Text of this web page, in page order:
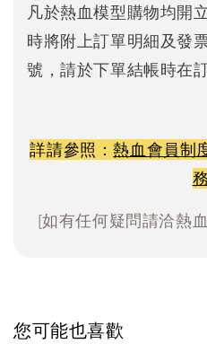
凡於熱血模型購物均開
時將附上訂單明細及發
號，請於下單結帳時在
詳請參照：熱血會員制
務
[如有任何疑問請洽熱
您可能也喜歡